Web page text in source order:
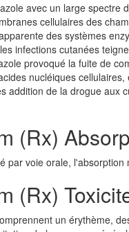
avec un large spectre
cellulaires des
des systèmes
infections cutanées
provoqué la fuite de
nucléiques
addition de la drogue aux
(Rx)
par voie orale, l'absorption
(Rx)
un érythème,